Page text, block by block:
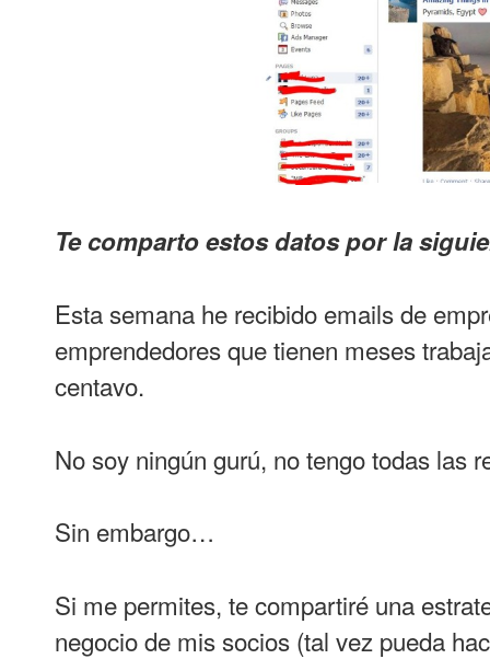
Te comparto estos datos por la
Esta semana he recibido emails de
emprendedores que tienen meses
centavo.
No soy ningún gurú, no tengo todas las
Sin embargo…
Si me permites, te compartiré una
negocio de mis socios (tal vez pueda